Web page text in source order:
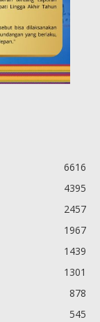
6616
4395
2457
1967
1439
1301
878
545